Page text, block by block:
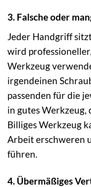
3. Falsche oder
Jeder Handgriff
wird
Werkzeug
irgendeinen
passenden für die
in gutes Werkzeug,
Billiges Werkzeug
Arbeit erschweren
führen.
4. Übermäßiges